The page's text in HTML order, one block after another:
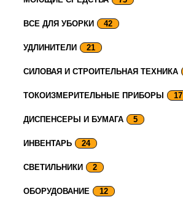
ВСЕ ДЛЯ УБОРКИ 42
УДЛИНИТЕЛИ 21
СИЛОВАЯ И СТРОИТЕЛЬНАЯ ТЕХНИКА
ТОКОИЗМЕРИТЕЛЬНЫЕ ПРИБОРЫ 17
ДИСПЕНСЕРЫ И БУМАГА 5
ИНВЕНТАРЬ 24
СВЕТИЛЬНИКИ 2
ОБОРУДОВАНИЕ 12